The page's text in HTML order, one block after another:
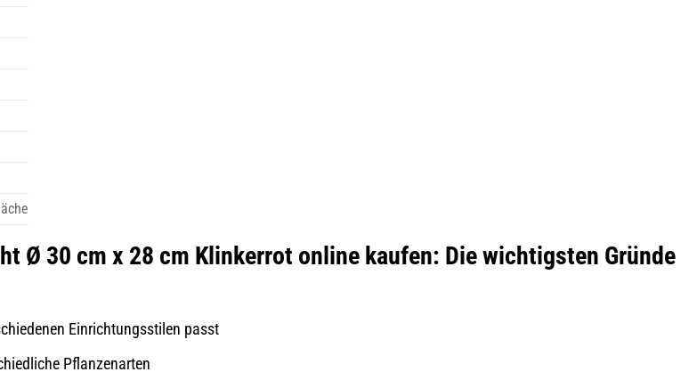
Ø 30 cm x 28 cm Klinkerrot online kaufen: Die wichtigsten Gründe
Einrichtungsstilen passt
Pflanzenarten